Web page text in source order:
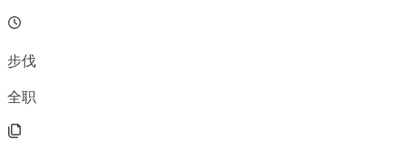
步伐
全职